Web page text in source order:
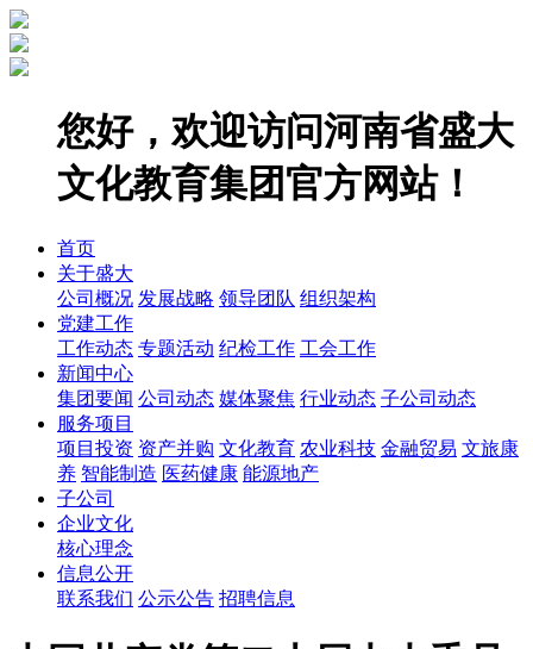
您好，欢迎访问河南省盛大
文化教育集团官方网站！
首页
关于盛大
公司概况 发展战略 领导团队 组织架构
党建工作
工作动态 专题活动 纪检工作 工会工作
新闻中心
集团要闻 公司动态 媒体聚焦 行业动态 子公司动态
服务项目
项目投资 资产并购 文化教育 农业科技 金融贸易 文旅康
养 智能制造 医药健康 能源地产
子公司
企业文化
核心理念
信息公开
联系我们 公示公告 招聘信息